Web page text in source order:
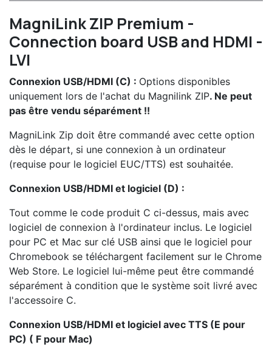
MagniLink ZIP Premium -
Connection board USB and HDMI -
LVI
Connexion USB/HDMI (C) : Options disponibles
uniquement lors de l'achat du Magnilink ZIP. Ne peut
pas être vendu séparément !!
MagniLink Zip doit être commandé avec cette option
dès le départ, si une connexion à un ordinateur
(requise pour le logiciel EUC/TTS) est souhaitée.
Connexion USB/HDMI et logiciel (D) :
Tout comme le code produit C ci-dessus, mais avec
logiciel de connexion à l'ordinateur inclus. Le logiciel
pour PC et Mac sur clé USB ainsi que le logiciel pour
Chromebook se téléchargent facilement sur le Chrome
Web Store. Le logiciel lui-même peut être commandé
séparément à condition que le système soit livré avec
l'accessoire C.
Connexion USB/HDMI et logiciel avec TTS (E pour
PC) ( F pour Mac)